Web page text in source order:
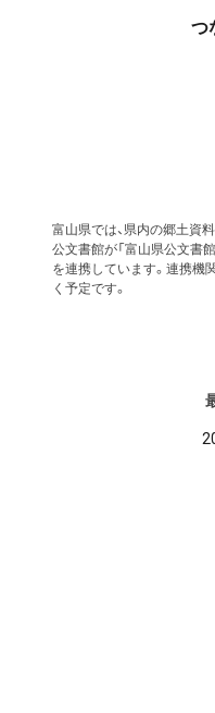
つ
富山県では、県内の郷土資
公文書館が「富山県公文書
を連携しています。連携機
く予定です。